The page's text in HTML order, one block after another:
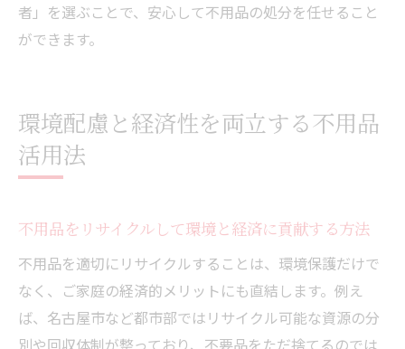
者」を選ぶことで、安心して不用品の処分を任せること
ができます。
環境配慮と経済性を両立する不用品
活用法
不用品をリサイクルして環境と経済に貢献する方法
不用品を適切にリサイクルすることは、環境保護だけで
なく、ご家庭の経済的メリットにも直結します。例え
ば、名古屋市など都市部ではリサイクル可能な資源の分
別や回収体制が整っており、不要品をただ捨てるのでは